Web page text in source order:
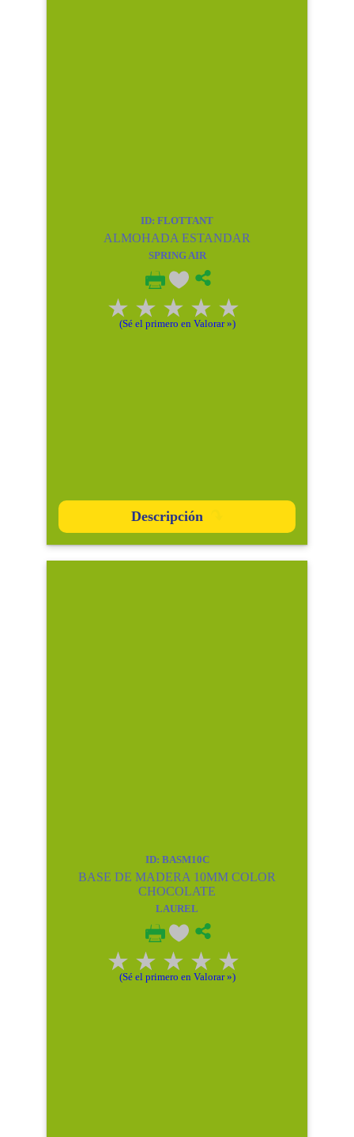
ID: FLOTTANT
ALMOHADA ESTANDAR
SPRING AIR
(Sé el primero en Valorar »)
Descripción
ID: BASM10C
BASE DE MADERA 10MM COLOR
CHOCOLATE
LAUREL
(Sé el primero en Valorar »)